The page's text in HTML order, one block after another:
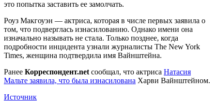
это попытка заставить ее замолчать.
Роуз Макгоуэн — актриса, которая в числе первых заявила о
том, что подверглась изнасилованию. Однако имени она
изначально называть не стала. Только позднее, когда
подробности инцидента узнали журналисты The New York
Times, женщина подтвердила имя Вайнштейна.
Ранее Корреспондент.net сообщал, что актриса Натасия
Мальте заявила, что была изнасилована Харви Вайнштейном.
Источник